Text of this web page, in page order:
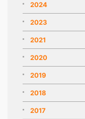
2024
2023
2021
2020
2019
2018
2017